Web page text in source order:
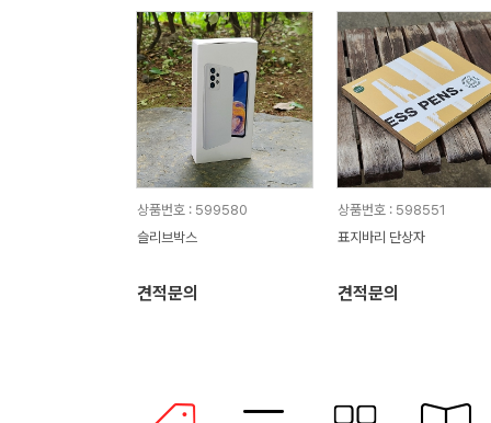
상품번호 : 599580
슬리브박스
견적문의
상품번호 : 598551
표지바리 단상자
견적문의